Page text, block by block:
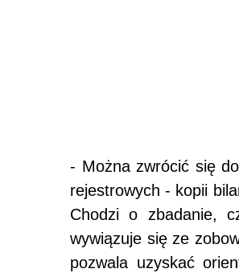
- Można zwrócić się
rejestrowych - kopii
Chodzi o zbadanie,
wywiązuje się ze
pozwala uzyskać